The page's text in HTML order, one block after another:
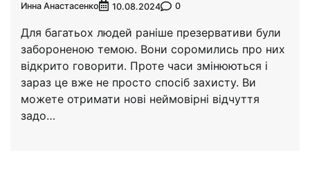
Инна Анастасенко 10.08.2024 0
Для багатьох людей раніше презервативи були
забороненою темою. Вони соромились про них
відкрито говорити. Проте часи змінюються і
зараз це вже не просто спосіб захисту. Ви
можете отримати нові неймовірні відчуття
задо…